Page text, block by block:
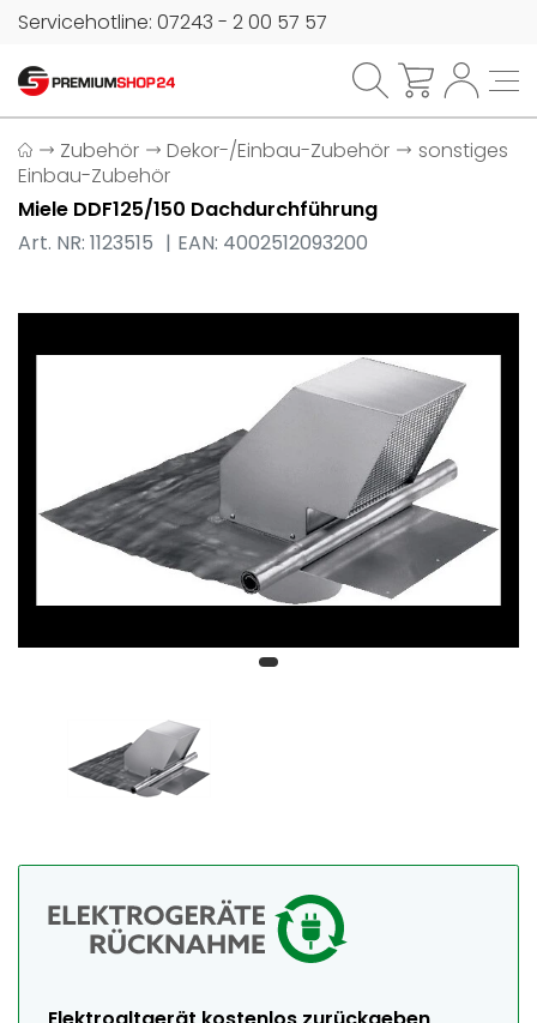
Servicehotline: 07243 - 2 00 57 57
Zubehör Dekor-/Einbau-Zubehör
sonstiges
Einbau-Zubehör
Miele DDF125/150 Dachdurchführung
Art. NR: 1123515
EAN: 4002512093200